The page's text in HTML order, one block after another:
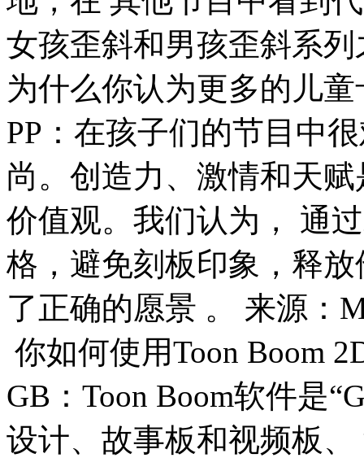
女孩歪斜和男孩歪斜系
为什么你认为更多的儿
PP：在孩子们的节目中
尚。创造力、激情和天
价值观。我们认为， 通
格，避免刻板印象，释
了正确的愿景 。 来源：
你如何使用Toon Boom
GB：Toon Boom软件是
设计、故事板和视频板